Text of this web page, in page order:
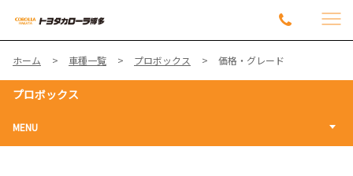
ホーム 車種一覧 プロボックス 価格・グレード
プロボックス
MENU